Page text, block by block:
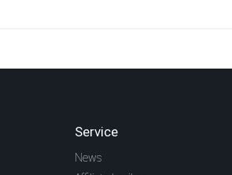
Service
News